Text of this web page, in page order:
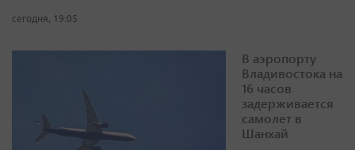
сегодня, 19:05
В аэропорту
Владивостока на
16 часов
задерживается
самолет в
Шанхай